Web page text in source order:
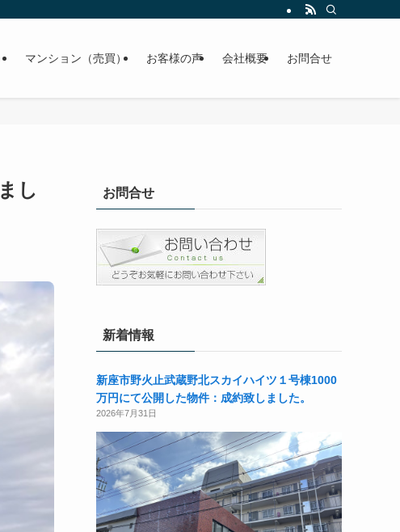
マンション（売買） お客様の声 会社概要 お問合せ
し
お問合せ
新着情報
新座市野火止武蔵野北スカイハイツ１号棟1000
万円にて公開した物件：成約致しました。
2026年7月31日